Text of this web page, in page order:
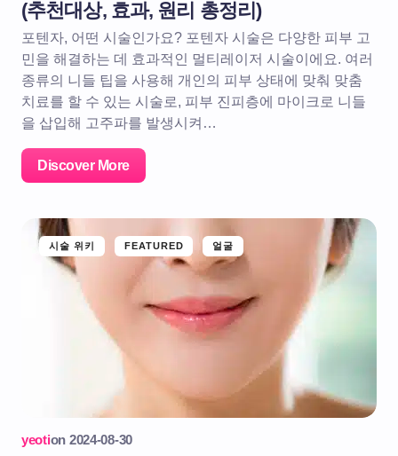
(추천대상, 효과, 원리 총정리)
포텐자, 어떤 시술인가요? 포텐자 시술은 다양한 피부 고
민을 해결하는 데 효과적인 멀티레이저 시술이에요. 여러
종류의 니들 팁을 사용해 개인의 피부 상태에 맞춰 맞춤
치료를 할 수 있는 시술로, 피부 진피층에 마이크로 니들
을 삽입해 고주파를 발생시켜…
Discover More
시술 위키 FEATURED 얼굴
yeotion 2024-08-30